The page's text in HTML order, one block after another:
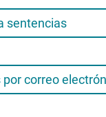
sentencias
correo